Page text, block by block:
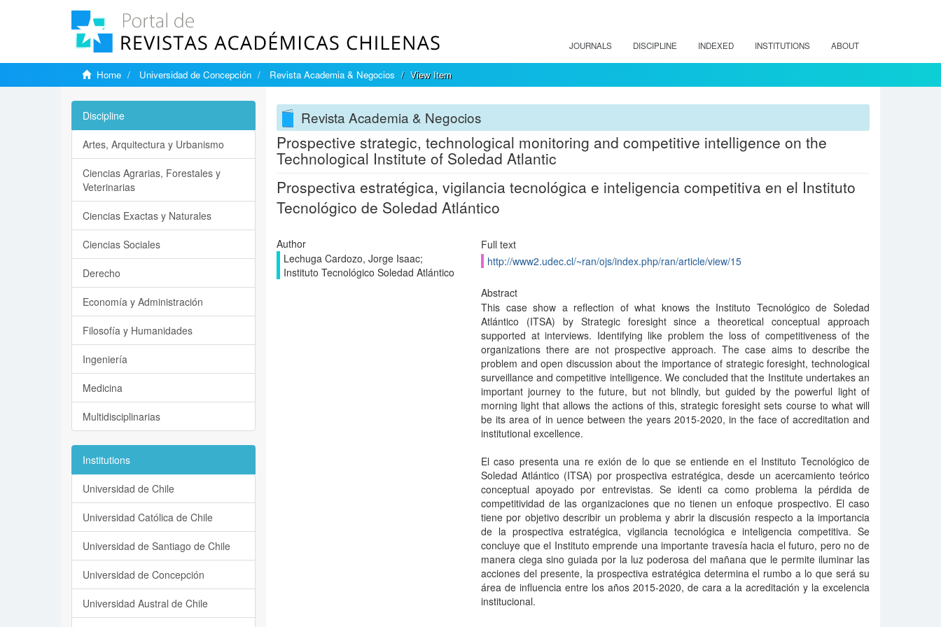
JOURNALS DISCIPLINE INDEXED INSTITUTIONS ABOUT
Home Universidad de Concepción Revista Academia & Negocios View Item
Revista Academia & Negocios
Prospective strategic, technological monitoring and competitive intelligence on the
Technological Institute of Soledad Atlantic
Prospectiva estratégica, vigilancia tecnológica e inteligencia competitiva en el Instituto
Tecnológico de Soledad Atlántico
Author
Lechuga Cardozo, Jorge Isaac;
Instituto Tecnológico Soledad Atlántico
Full text
http://www2.udec.cl/~ran/ojs/index.php/ran/article/view/15
Abstract
This case show a reflection of what knows the Instituto Tecnológico de Soledad
Atlántico (ITSA) by Strategic foresight since a theoretical conceptual approach
supported at interviews. Identifying like problem the loss of competitiveness of the
organizations there are not prospective approach. The case aims to describe the
problem and open discussion about the importance of strategic foresight, technological
surveillance and competitive intelligence. We concluded that the Institute undertakes an
important journey to the future, but not blindly, but guided by the powerful light of
morning light that allows the actions of this, strategic foresight sets course to what will
be its area of in uence between the years 2015-2020, in the face of accreditation and
institutional excellence.
El caso presenta una re exión de lo que se entiende en el Instituto Tecnológico de
Soledad Atlántico (ITSA) por prospectiva estratégica, desde un acercamiento teórico
conceptual apoyado por entrevistas. Se identi ca como problema la pérdida de
competitividad de las organizaciones que no tienen un enfoque prospectivo. El caso
tiene por objetivo describir un problema y abrir la discusión respecto a la importancia
de la prospectiva estratégica, vigilancia tecnológica e inteligencia competitiva. Se
concluye que el Instituto emprende una importante travesía hacia el futuro, pero no de
manera ciega sino guiada por la luz poderosa del mañana que le permite iluminar las
acciones del presente, la prospectiva estratégica determina el rumbo a lo que será su
área de influencia entre los años 2015-2020, de cara a la acreditación y la excelencia
institucional.
Discipline
Artes, Arquitectura y Urbanismo
Ciencias Agrarias, Forestales y
Veterinarias
Ciencias Exactas y Naturales
Ciencias Sociales
Derecho
Economía y Administración
Filosofía y Humanidades
Ingeniería
Medicina
Multidisciplinarias
Institutions
Universidad de Chile
Universidad Católica de Chile
Universidad de Santiago de Chile
Universidad de Concepción
Universidad Austral de Chile